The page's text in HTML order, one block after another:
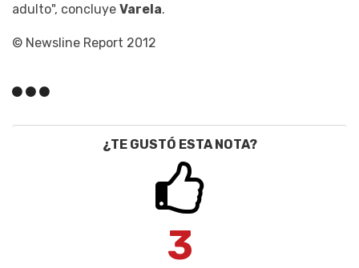
adulto", concluye Varela.
© Newsline Report 2012
¿TE GUSTÓ ESTA NOTA?
3